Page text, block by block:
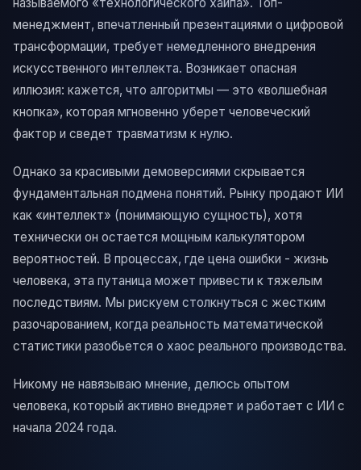
менеджмент, впечатленный презентациями о цифровой
трансформации, требует немедленного внедрения
искусственного интеллекта. Возникает опасная
иллюзия: кажется, что алгоритмы — это «волшебная
кнопка», которая мгновенно уберет человеческий
фактор и сведет травматизм к нулю.
Однако за красивыми демоверсиями скрывается
фундаментальная подмена понятий. Рынку продают ИИ
как «интеллект» (понимающую сущность), хотя
технически он остается мощным калькулятором
вероятностей. В процессах, где цена ошибки - жизнь
человека, эта путаница может привести к тяжелым
последствиям. Мы рискуем столкнуться с жестким
разочарованием, когда реальность математической
статистики разобьется о хаос реального производства.
Никому не навязываю мнение, делюсь опытом
человека, который активно внедряет и работает с ИИ с
начала 2024 года.